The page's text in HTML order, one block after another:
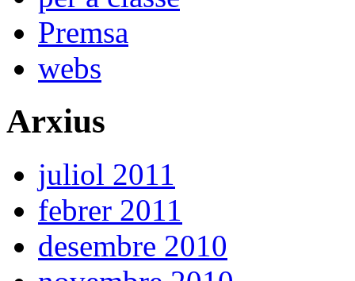
Premsa
webs
Arxius
juliol 2011
febrer 2011
desembre 2010